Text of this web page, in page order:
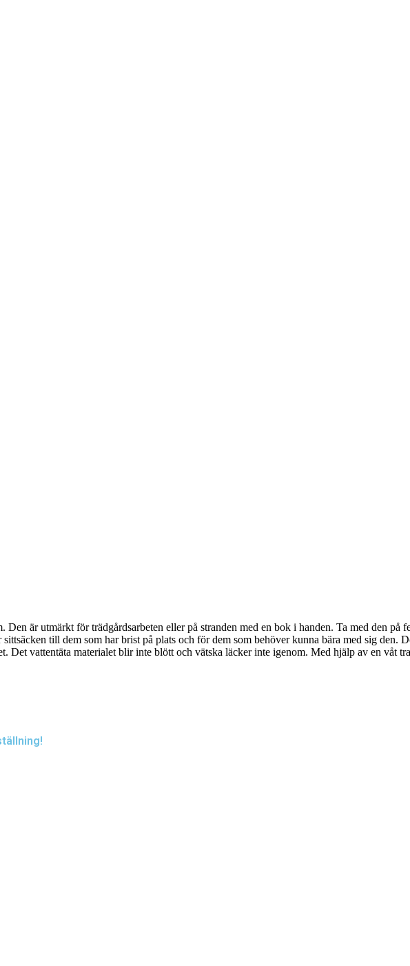
är utmärkt för trädgårdsarbeten eller på stranden med en bok i handen. Ta med den på
till dem som har brist på plats och för dem som behöver kunna bära med sig den.
Det vattentäta materialet blir inte blött och vätska läcker inte igenom. Med hjälp av en våt